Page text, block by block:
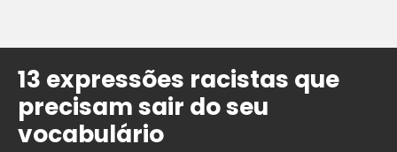
13 expressões racistas que
precisam sair do seu
vocabulário